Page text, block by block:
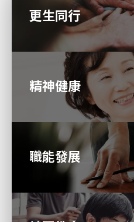
更生同行
精神健康
職能發展